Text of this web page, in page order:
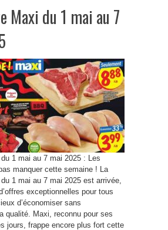
Maxi du 1 mai au 7
1 mai au 7 mai 2025 : Les
manquer cette semaine ! La
1 mai au 7 mai 2025 est arrivée,
exceptionnelles pour tous
d’économiser sans
qualité. Maxi, reconnu pour ses
jours, frappe encore plus fort cette